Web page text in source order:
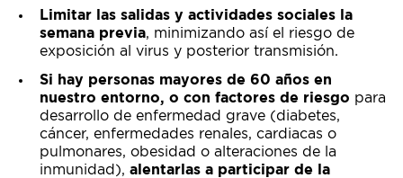
Limitar las salidas y actividades sociales la
semana previa, minimizando así el riesgo de
exposición al virus y posterior transmisión.
Si hay personas mayores de 60 años en
nuestro entorno, o con factores de riesgo para
desarrollo de enfermedad grave (diabetes,
cáncer, enfermedades renales, cardiacas o
pulmonares, obesidad o alteraciones de la
inmunidad), alentarlas a participar de la